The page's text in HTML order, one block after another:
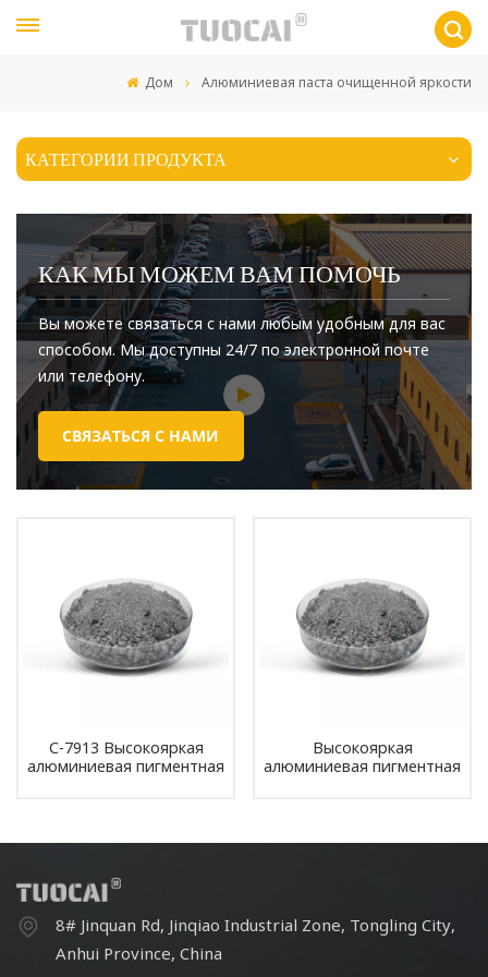
Дом Алюминиевая паста очищенной яркости
КАТЕГОРИИ ПРОДУКТА
КАК МЫ МОЖЕМ ВАМ ПОМОЧЬ
Вы можете связаться с нами любым удобным для вас
способом. Мы доступны 24/7 по электронной почте
или телефону.
СВЯЗАТЬСЯ С НАМИ
C-7913 Высокояркая
алюминиевая пигментная
Высокояркая
алюминиевая пигментная
8# Jinquan Rd, Jinqiao Industrial Zone, Tongling City,
Anhui Province, China